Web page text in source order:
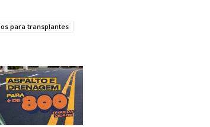
para transplantes